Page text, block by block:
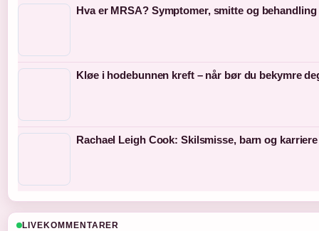
Hva er MRSA? Symptomer, smitte og behandling
Kløe i hodebunnen kreft – når bør du bekymre
Rachael Leigh Cook: Skilsmisse, barn og
LIVEKOMMENTARER